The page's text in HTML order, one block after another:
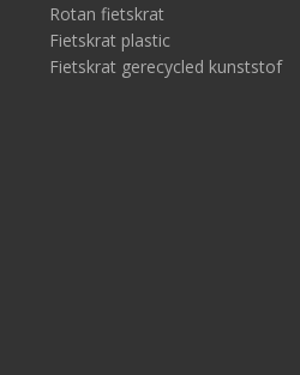
Rotan fietskrat
Fietskrat plastic
Fietskrat gerecycled kunststof